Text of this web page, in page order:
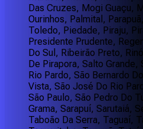
Das Cruzes, Mogi Guaçu,
Ourinhos, Palmital,
Toledo, Piedade, Piraju,
Presidente Prudente,
Do Sul, Ribeirão Preto,
De Pirapora, Salto Grande,
Rio Pardo, São Bernardo
Vista, São José Do Rio
São Paulo, São Pedro Do
Grama, Sarapuí, Sarutaiá,
Taboão Da Serra, Taguaí,